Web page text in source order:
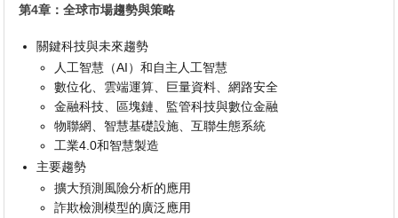
第4章：全球市場趨勢與策略
關鍵科技與未來趨勢
人工智慧（AI）和自主人工智慧
數位化、雲端運算、巨量資料、網路安全
金融科技、區塊鏈、監管科技與數位金融
物聯網、智慧基礎設施、互聯生態系統
工業4.0和智慧製造
主要趨勢
擴大預測風險分析的應用
詐欺檢測模型的廣泛應用